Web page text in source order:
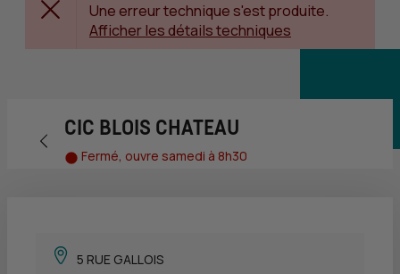
Une erreur technique s'est produite.
Afficher les détails techniques
Retour vers la page précédente
CIC BLOIS CHATEAU
Fermé, ouvre samedi à 8h30
5 RUE GALLOIS